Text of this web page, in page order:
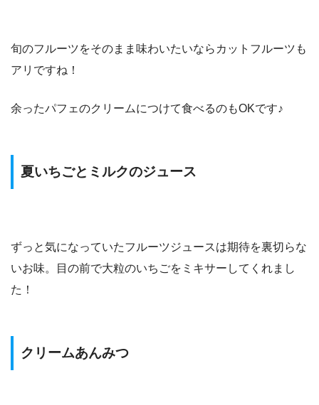
旬のフルーツをそのまま味わいたいならカットフルーツも
アリですね！
余ったパフェのクリームにつけて食べるのもOKです♪
夏いちごとミルクのジュース
ずっと気になっていたフルーツジュースは期待を裏切らな
いお味。目の前で大粒のいちごをミキサーしてくれまし
た！
クリームあんみつ